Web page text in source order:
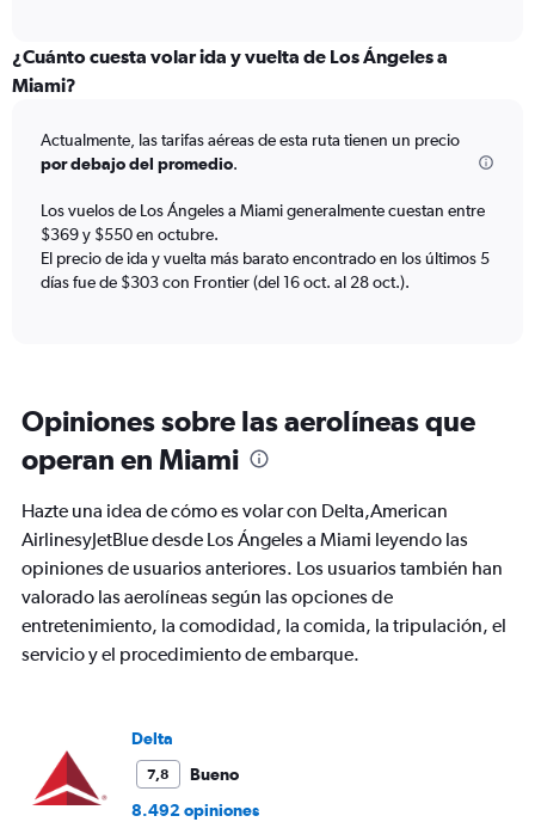
displaying
categories.
Range:
categories.
The
has
2
Y
axes
of
flights.
¿Cuánto cuesta volar ida y vuelta de Los Ángeles a
Miami?
Actualmente, las tarifas aéreas de esta ruta tienen un precio
por debajo del promedio.
Los vuelos de Los Ángeles a Miami generalmente cuestan entre
$369 y $550 en octubre.
El precio de ida y vuelta más barato encontrado en los últimos 5
días fue de $303 con Frontier (del 16 oct. al 28 oct.).
Opiniones sobre las aerolíneas que
operan en Miami
Hazte una idea de cómo es volar con Delta,American
AirlinesyJetBlue desde Los Ángeles a Miami leyendo las
opiniones de usuarios anteriores. Los usuarios también han
valorado las aerolíneas según las opciones de
entretenimiento, la comodidad, la comida, la tripulación, el
servicio y el procedimiento de embarque.
Delta
7,8
Bueno
8.492 opiniones